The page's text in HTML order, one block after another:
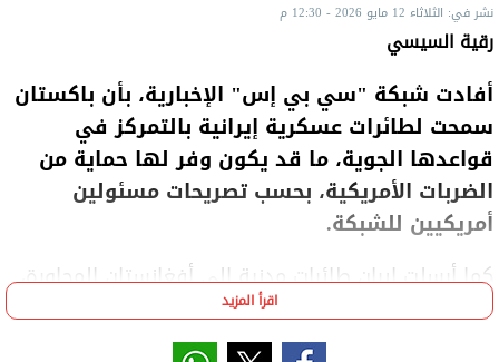
نشر في: الثلاثاء 12 مايو 2026 - 12:30 م
رقية السيسي
أفادت شبكة "سي بي إس" الإخبارية، بأن باكستان
سمحت لطائرات عسكرية إيرانية بالتمركز في
قواعدها الجوية، ما قد يكون وفر لها حماية من
الضربات الأمريكية، بحسب تصريحات مسئولين
أمريكيين للشبكة.
كما أرسلت إيران طائرات مدنية إلى أفغانستان المجاورة،
فيما لم يتضح ما إذا كانت بعض تلك الرحلات شملت أيضا
طائرات عسكرية، وفق ما قاله اثنان من المسئولين لسي
اقرأ المزيد